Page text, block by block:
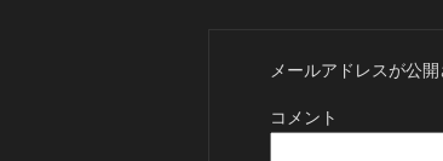
メールアドレスが公
コメント